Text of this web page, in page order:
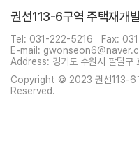
권선113-6구역 주택재개
Tel: 031-222-5216
Fax:
E-mail:
Address: 경기도 수원시 팔달구
Copyright © 2023 권선113-6
Reserved.